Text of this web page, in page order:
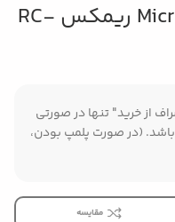
کابل تبدیل USB به Micro-B ریمکس RC-
از خرید" تنها در صورتی
باشد. (در صورت پلمپ بودن،
مقایسه